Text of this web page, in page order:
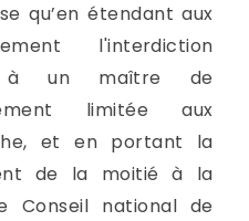
qu’en étendant aux
l'interdiction
à un maître de
limitée aux
et en portant la
de la moitié à la
Conseil national de